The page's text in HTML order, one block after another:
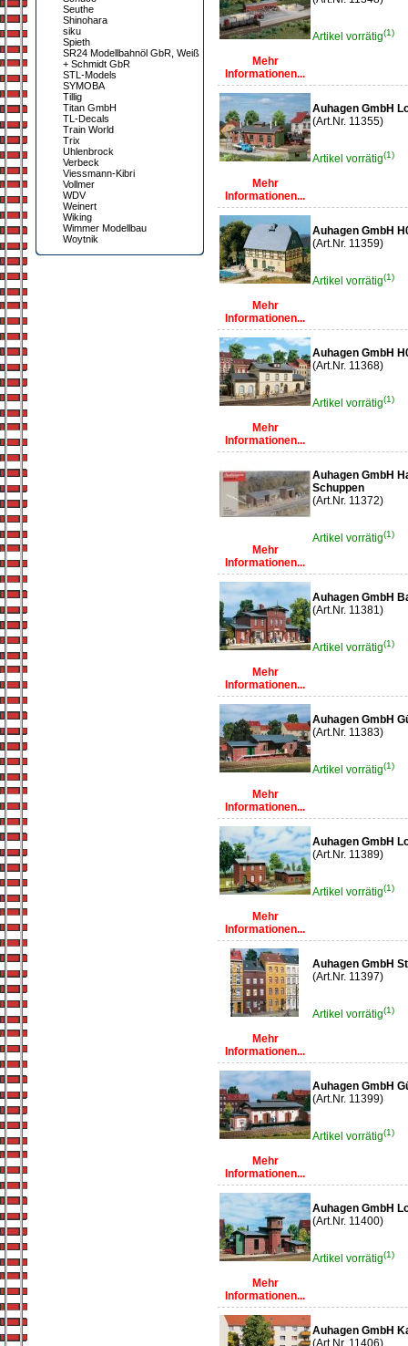
Seuthe
Shinohara
siku
Spieth
SR24 Modellbahnöl GbR, Weiß
+ Schmidt GbR
STL-Models
SYMOBA
Tillig
Titan GmbH
TL-Decals
Train World
Trix
Uhlenbrock
Verbeck
Viessmann-Kibri
Vollmer
WDV
Weinert
Wiking
Wimmer Modellbau
Woytnik
Mehr
Informationen...
Artikel vorrätig(1)
Mehr
Informationen...
Auhagen GmbH
(Art.Nr. 11355)
Artikel vorrätig(1)
Mehr
Informationen...
Auhagen GmbH
(Art.Nr. 11359)
Artikel vorrätig(1)
Mehr
Informationen...
Auhagen GmbH
(Art.Nr. 11368)
Artikel vorrätig(1)
Mehr
Informationen...
Auhagen GmbH
Schuppen
(Art.Nr. 11372)
Artikel vorrätig(1)
Mehr
Informationen...
Auhagen GmbH
(Art.Nr. 11381)
Artikel vorrätig(1)
Mehr
Informationen...
Auhagen GmbH
(Art.Nr. 11383)
Artikel vorrätig(1)
Mehr
Informationen...
Auhagen GmbH
(Art.Nr. 11389)
Artikel vorrätig(1)
Mehr
Informationen...
Auhagen GmbH
(Art.Nr. 11397)
Artikel vorrätig(1)
Mehr
Informationen...
Auhagen GmbH
(Art.Nr. 11399)
Artikel vorrätig(1)
Mehr
Informationen...
Auhagen GmbH
(Art.Nr. 11400)
Artikel vorrätig(1)
Auhagen GmbH
(Art.Nr. 11406)